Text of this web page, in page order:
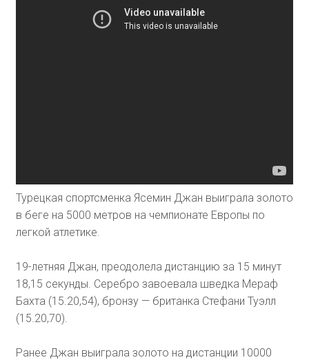
Турецкая спортсменка Ясемин Джан выиграла золото
в беге на 5000 метров на чемпионате Европы по
легкой атлетике.
19-летняя Джан, преодолела дистанцию за 15 минут
18,15 секунды. Серебро завоевала шведка Мераф
Бахта (15.20,54), бронзу — британка Стефани Туэлл
(15.20,70).
Ранее Джан выиграла золото на дистанции 10000